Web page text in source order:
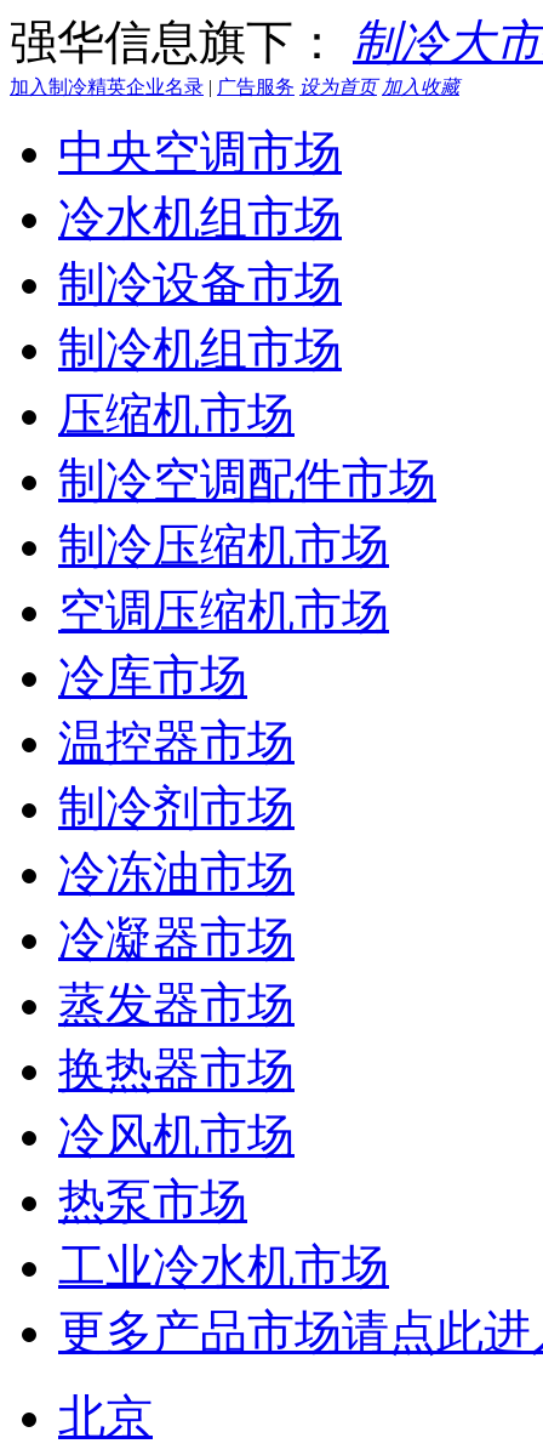
强华信息旗下： 制冷大
加入制冷精英企业名录 | 广告服务 设为首页 加入收藏
中央空调市场
冷水机组市场
制冷设备市场
制冷机组市场
压缩机市场
制冷空调配件市场
制冷压缩机市场
空调压缩机市场
冷库市场
温控器市场
制冷剂市场
冷冻油市场
冷凝器市场
蒸发器市场
换热器市场
冷风机市场
热泵市场
工业冷水机市场
更多产品市场请点此进
北京